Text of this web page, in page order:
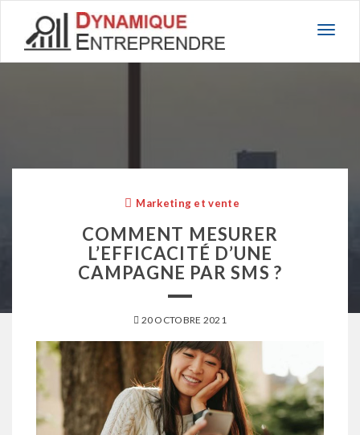
Marketing et vente
COMMENT MESURER
L’EFFICACITÉ D’UNE
CAMPAGNE PAR SMS ?
20 OCTOBRE 2021